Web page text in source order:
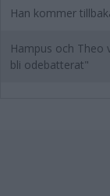
Han kommer
Hampus och Theo
bli odebatterat"